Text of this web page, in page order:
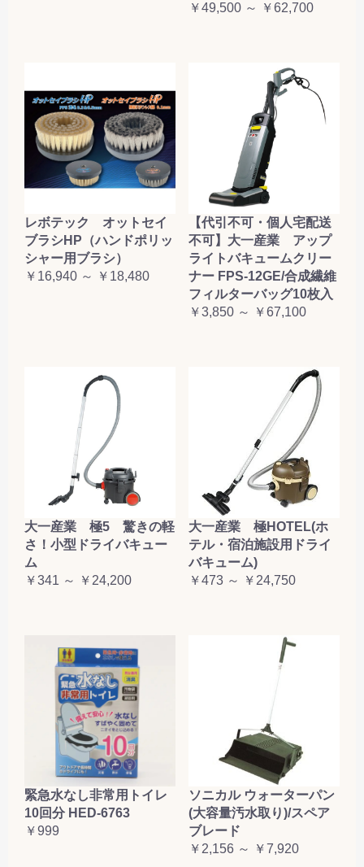
￥49,500 ～ ￥62,700
レボテック オットセイ
ブラシHP（ハンドポリッ
シャー用ブラシ）
￥16,940 ～ ￥18,480
【代引不可・個人宅配送
不可】大一産業 アップ
ライトバキュームクリー
ナー FPS-12GE/合成繊維
フィルターバッグ10枚入
￥3,850 ～ ￥67,100
大一産業 極5 驚きの軽
さ！小型ドライバキュー
ム
￥341 ～ ￥24,200
大一産業 極HOTEL(ホ
テル・宿泊施設用ドライ
バキューム)
￥473 ～ ￥24,750
緊急水なし非常用トイレ
10回分 HED-6763
￥999
ソニカル ウォーターパン
(大容量汚水取り)/スペア
ブレード
￥2,156 ～ ￥7,920